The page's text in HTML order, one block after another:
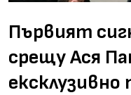
Първият
срещу Ася
ексклузивно